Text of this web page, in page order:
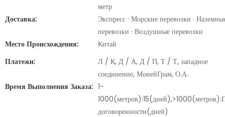
метр
Доставка:
Экспресс · Морские перевозки ·
перевозки · Воздушные перевозки
Место Происхождения:
Китай
Платежи:
Л / К, Д / А, Д / П, Т / Т, западное
соединение, МонейГрам, О.А.
Время Выполнения Заказа: 1-
договоренности(дней)